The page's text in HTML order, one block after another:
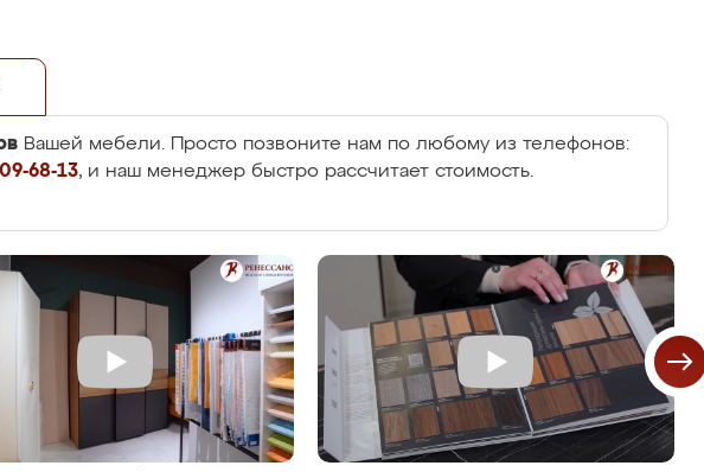
Вашей мебели. Просто позвоните нам по любому из телефонов:
68-13, и наш менеджер быстро рассчитает стоимость.